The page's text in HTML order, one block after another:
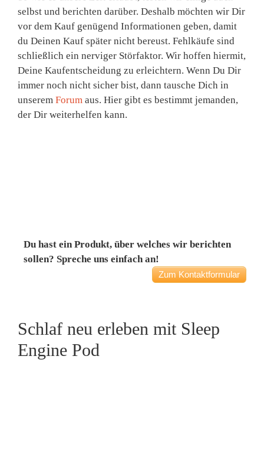
selbst und berichten darüber. Deshalb möchten wir Dir
vor dem Kauf genügend Informationen geben, damit
du Deinen Kauf später nicht bereust. Fehlkäufe sind
schließlich ein nerviger Störfaktor. Wir hoffen hiermit,
Deine Kaufentscheidung zu erleichtern. Wenn Du Dir
immer noch nicht sicher bist, dann tausche Dich in
unserem Forum aus. Hier gibt es bestimmt jemanden,
der Dir weiterhelfen kann.
Du hast ein Produkt, über welches wir berichten
sollen? Spreche uns einfach an!
Zum Kontaktformular
Schlaf neu erleben mit Sleep
Engine Pod